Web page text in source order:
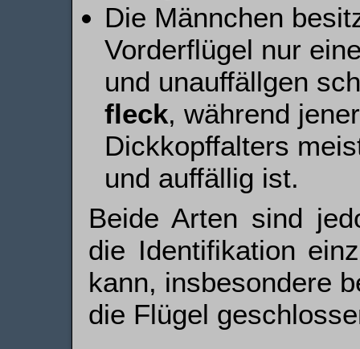
Die Männchen
Vorderflügel nur
und unauffällgen
fleck, während
Dickkopffalters
und auffällig ist.
Beide Arten sind
die Identifikation
kann, insbesondere
die Flügel